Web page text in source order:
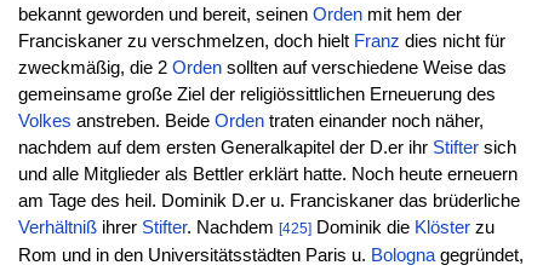
bekannt geworden und bereit, seinen Ordenmit hem der
Franciskaner zu verschmelzen, doch hielt Franz dies nicht für
zweckmäßig, die 2 Ordensollten auf verschiedene Weise das
gemeinsame große Ziel der religiössittlichen Erneuerung des
Volkes anstreben. Beide Ordentraten einander noch näher,
nachdem auf dem ersten Generalkapitel der D.er ihr Stiftersich
und alle Mitglieder als Bettler erklärt hatte. Noch heute erneuern
am Tage des heil. Dominik D.er u. Franciskaner das brüderliche
Verhältnißihrer Stifter. Nachdem [425]Dominik die Klösterzu
Rom und in den Universitätsstädten Paris u. Bolognagegründet,